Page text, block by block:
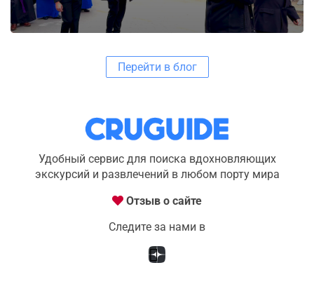
Перейти в блог
Удобный сервис для поиска вдохновляющих
экскурсий и развлечений в любом порту мира
Отзыв о сайте
Следите за нами в